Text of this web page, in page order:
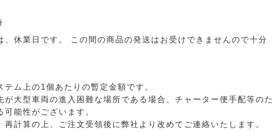
休業日です。 この間の商品の発送はお受けできませんので十分
ム上の1個あたりの暫定金額です。
が大型車両の進入困難な場所である場合、チャーター便手配等のた
能性がございます。
計算の上、ご注文受領後に弊社より改めてご連絡いたします。